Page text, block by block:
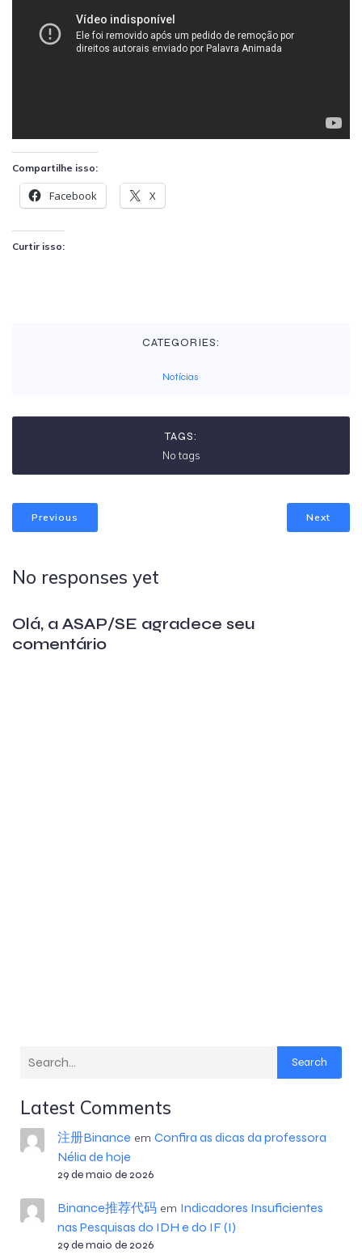
Compartilhe isso:
Facebook X
Curtir isso:
CATEGORIES:
Notícias
TAGS:
No tags
Previous Next
No responses yet
Olá, a ASAP/SE agradece seu
comentário
Search
Latest Comments
注册Binance em Confira as dicas da professora
Nélia de hoje
29 de maio de 2026
Binance推荐代码em Indicadores Insuficientes
nas Pesquisas do IDH e do IF (I)
29 de maio de 2026